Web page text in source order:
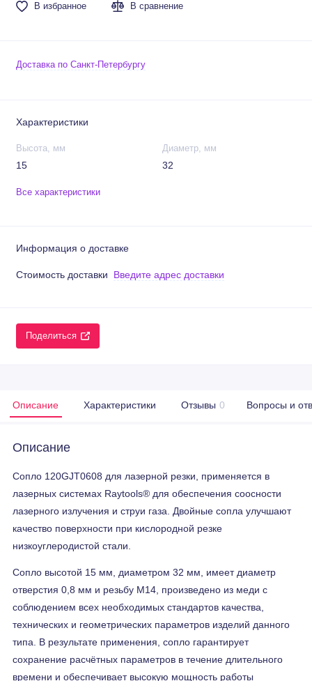
В избранное В сравнение
Доставка по Санкт-Петербургу
Характеристики
Высота, мм
15
Диаметр, мм
32
Все характеристики
Информация о доставке
Стоимость доставки Введите адрес доставки
Поделиться
Описание Характеристики Отзывы 0 Вопросы и
Описание
Сопло 120GJT0608 для лазерной резки, применяется в
лазерных системах Raytools® для обеспечения соосности
лазерного излучения и струи газа. Двойные сопла улучшают
качество поверхности при кислородной резке
низкоуглеродистой стали.
Сопло высотой 15 мм, диаметром 32 мм, имеет диаметр
отверстия 0,8 мм и резьбу М14, произведено из меди с
соблюдением всех необходимых стандартов качества,
технических и геометрических параметров изделий данного
типа. В результате применения, сопло гарантирует
сохранение расчётных параметров в течение длительного
времени и обеспечивает высокую мощность работы